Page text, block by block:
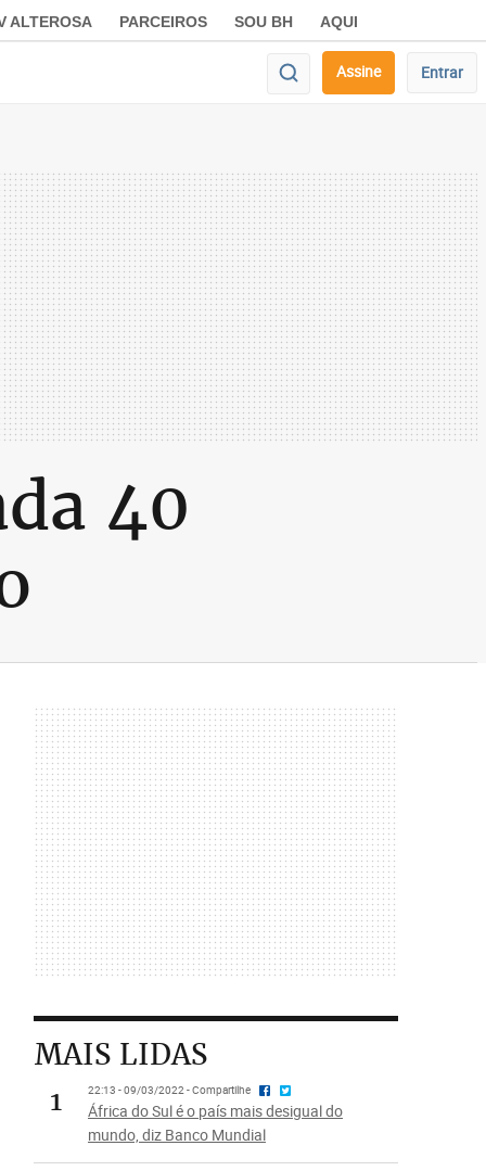
ALTEROSA PARCEIROS SOU BH AQUI
Assine Entrar
40
MAIS LIDAS
1
22:13 - 09/03/2022 - Compartilhe
África do Sul é o país mais desigual do
mundo, diz Banco Mundial